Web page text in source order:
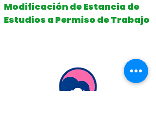
Modificación de Estancia de
Estudios a Permiso de Trabajo